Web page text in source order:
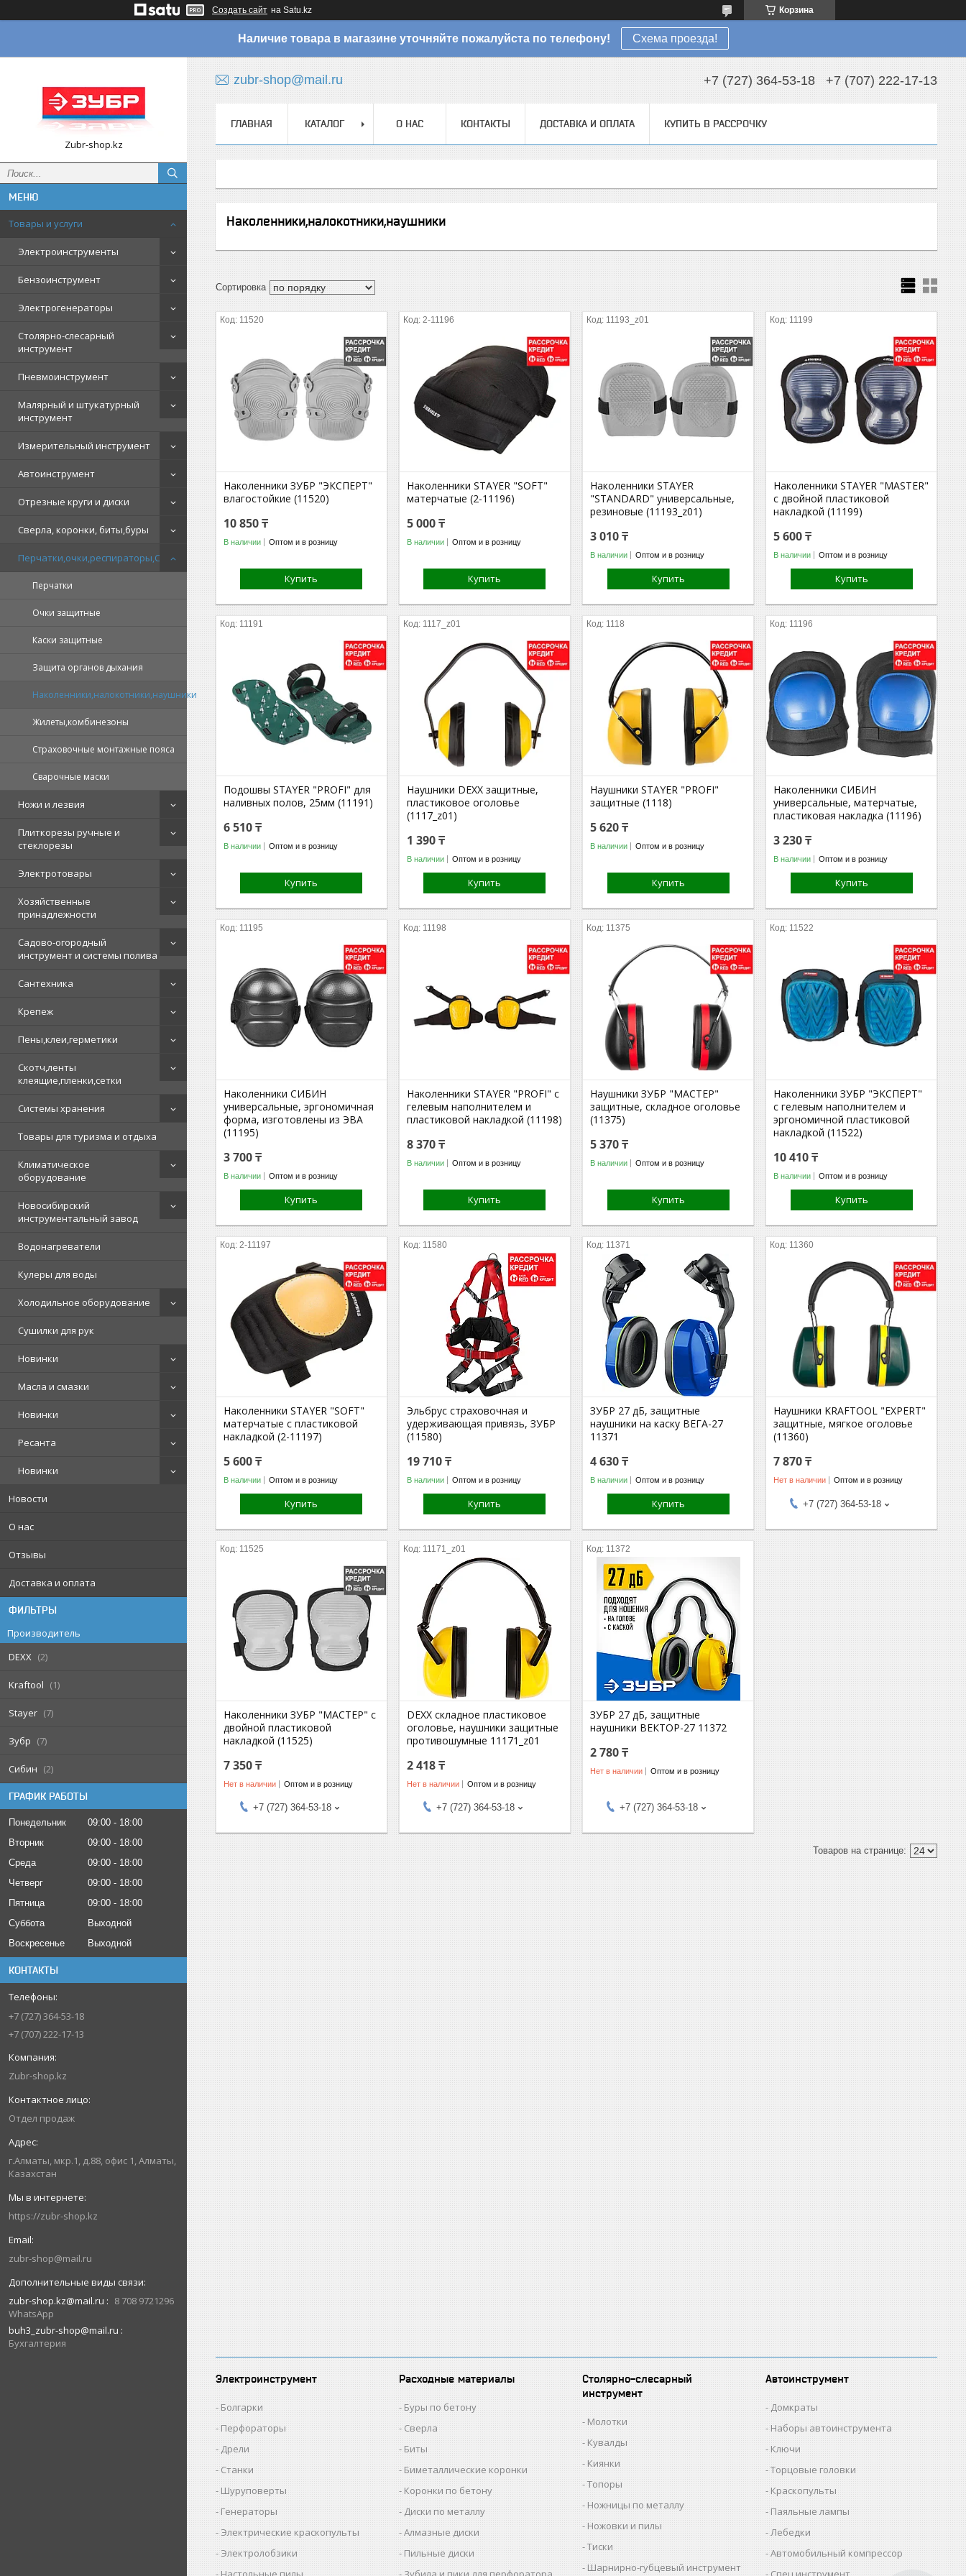
Создать сайт на Satu.kz Корзина
Наличие товара в магазине уточняйте пожалуйста по телефону! Схема проезда!
Zubr-shop.kz
Товары и услуги
Электроинструменты
Бензоинструмент
Электрогенераторы
Столярно-слесарный
инструмент
Пневмоинструмент
Малярный и штукатурный
инструмент
Измерительный инструмент
Автоинструмент
Отрезные круги и диски
Сверла, коронки, биты,буры
Перчатки,очки,респираторы,СИЗ
Перчатки
Очки защитные
Каски защитные
Защита органов дыхания
Наколенники,налокотники,наушники
Жилеты,комбинезоны
Страховочные монтажные пояса
Сварочные маски
Ножи и лезвия
Плиткорезы ручные и
стеклорезы
Электротовары
Хозяйственные
принадлежности
Садово-огородный
инструмент и системы полива
Сантехника
Крепеж
Пены,клеи,герметики
Скотч,ленты
клеящие,пленки,сетки
Системы хранения
Товары для туризма и отдыха
Климатическое
оборудование
Новосибирский
инструментальный завод
Водонагреватели
Кулеры для воды
Холодильное оборудование
Сушилки для рук
Новинки
Масла и смазки
Новинки
Ресанта
Новинки
Новости
О нас
Отзывы
Доставка и оплата
ФИЛЬТРЫ
Производитель
DEXX
2
Kraftool 1
Stayer 7
Зубр 7
Сибин 2
ГРАФИК РАБОТЫ
Понедельник 09:00
18:00
Вторник
09:00
18:00
Среда
09:00
18:00
Четверг
09:00
18:00
Пятница
09:00
18:00
Суббота
Выходной
Воскресенье
Выходной
КОНТАКТЫ
+7 (727) 364-53-18
+7 (707) 222-17-13
Zubr-shop.kz
Отдел продаж
г.Алматы, мкр.1, д.88, офис 1, Алматы,
Казахстан
https://zubr-shop.kz
zubr-shop@mail.ru
zubr-shop.kz@mail.ru
8 708 9721296
WhatsApp
buh3_zubr-shop@mail.ru
Бухгалтерия
zubr-shop@mail.ru +7 (727) 364-53-18 +7 (707) 222-17-13
ГЛАВНАЯ КАТАЛОГ О НАС КОНТАКТЫ ДОСТАВКА И ОПЛАТА КУПИТЬ В РАССРОЧКУ
Наколенники,налокотники,наушники
11520
Наколенники ЗУБР "ЭКСПЕРТ"
влагостойкие (11520)
10 850 ₸
В наличии Оптом и в розницу
Купить
2-11196
Наколенники STAYER "SOFT"
матерчатые (2-11196)
5 000 ₸
В наличии Оптом и в розницу
Купить
11193_z01
Наколенники STAYER
"STANDARD" универсальные,
резиновые (11193_z01)
3 010 ₸
В наличии Оптом и в розницу
Купить
11199
Наколенники STAYER "MASTER"
с двойной пластиковой
накладкой (11199)
5 600 ₸
В наличии Оптом и в розницу
Купить
11191
Подошвы STAYER "PROFI" для
наливных полов, 25мм (11191)
6 510 ₸
В наличии Оптом и в розницу
Купить
1117_z01
Наушники DEXX защитные,
пластиковое оголовье
(1117_z01)
1 390 ₸
В наличии Оптом и в розницу
Купить
1118
Наушники STAYER "PROFI"
защитные (1118)
5 620 ₸
В наличии Оптом и в розницу
Купить
11196
Наколенники СИБИН
универсальные, матерчатые,
пластиковая накладка (11196)
3 230 ₸
В наличии Оптом и в розницу
Купить
11195
Наколенники СИБИН
универсальные, эргономичная
форма, изготовлены из ЭВА
(11195)
3 700 ₸
В наличии Оптом и в розницу
Купить
11198
Наколенники STAYER "PROFI" с
гелевым наполнителем и
пластиковой накладкой (11198)
8 370 ₸
В наличии Оптом и в розницу
Купить
11375
Наушники ЗУБР "МАСТЕР"
защитные, складное оголовье
(11375)
5 370 ₸
В наличии Оптом и в розницу
Купить
11522
Наколенники ЗУБР "ЭКСПЕРТ"
с гелевым наполнителем и
эргономичной пластиковой
накладкой (11522)
10 410 ₸
В наличии Оптом и в розницу
Купить
2-11197
Наколенники STAYER "SOFT"
матерчатые с пластиковой
накладкой (2-11197)
5 600 ₸
В наличии Оптом и в розницу
Купить
11580
Эльбрус страховочная и
удерживающая привязь, ЗУБР
(11580)
19 710 ₸
В наличии Оптом и в розницу
Купить
11371
ЗУБР 27 дБ, защитные
наушники на каску ВЕГА-27
11371
4 630 ₸
В наличии Оптом и в розницу
Купить
11360
Наушники KRAFTOOL "EXPERT"
защитные, мягкое оголовье
(11360)
7 870 ₸
Нет в наличии Оптом и в розницу
+7 (727) 364-53-18
11525
Наколенники ЗУБР "МАСТЕР" с
двойной пластиковой
накладкой (11525)
7 350 ₸
Нет в наличии Оптом и в розницу
+7 (727) 364-53-18
11171_z01
DEXX складное пластиковое
оголовье, наушники защитные
противошумные 11171_z01
2 418 ₸
Нет в наличии Оптом и в розницу
+7 (727) 364-53-18
11372
ЗУБР 27 дБ, защитные
наушники ВЕКТОР-27 11372
2 780 ₸
Нет в наличии Оптом и в розницу
+7 (727) 364-53-18
Электроинструмент
Болгарки
Перфораторы
Дрели
Станки
Шуруповерты
Генераторы
Электрические краскопульты
Электролобзики
Расходные материалы
Буры по бетону
Сверла
Биты
Биметаллические коронки
Коронки по бетону
Диски по металлу
Алмазные диски
Пильные диски
Столярно-слесарный
инструмент
Молотки
Кувалды
Киянки
Топоры
Ножницы по металлу
Ножовки и пилы
Тиски
Шарнирно-губцевый инструмент
Автоинструмент
Домкраты
Наборы автоинструмента
Ключи
Торцовые головки
Краскопульты
Паяльные лампы
Лебедки
Автомобильный компрессор